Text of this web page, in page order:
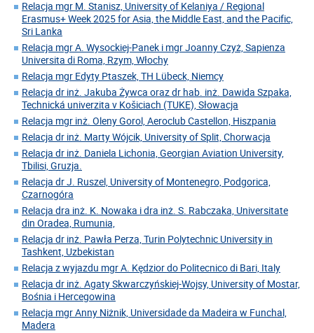
Relacja mgr M. Stanisz, University of Kelaniya / Regional
Erasmus+ Week 2025 for Asia, the Middle East, and the Pacific,
Sri Lanka
Relacja mgr A. Wysockiej-Panek i mgr Joanny Czyż, Sapienza
Universita di Roma, Rzym, Włochy
Relacja mgr Edyty Ptaszek, TH Lübeck, Niemcy
Relacja dr inż. Jakuba Żywca oraz dr hab. inż. Dawida Szpaka,
Technická univerzita v Košiciach (TUKE), Słowacja
Relacja mgr inż. Oleny Gorol, Aeroclub Castellon, Hiszpania
Relacja dr inż. Marty Wójcik, University of Split, Chorwacja
Relacja dr inż. Daniela Lichonia, Georgian Aviation University,
Tbilisi, Gruzja.
Relacja dr J. Ruszel, University of Montenegro, Podgorica,
Czarnogóra
Relacja dra inż. K. Nowaka i dra inż. S. Rabczaka, Universitate
din Oradea, Rumunia,
Relacja dr inż. Pawła Perza, Turin Polytechnic University in
Tashkent, Uzbekistan
Relacja z wyjazdu mgr A. Kędzior do Politecnico di Bari, Italy
Relacja dr inż. Agaty Skwarczyńskiej-Wojsy, University of Mostar,
Bośnia i Hercegowina
Relacja mgr Anny Niżnik, Universidade da Madeira w Funchal,
Madera